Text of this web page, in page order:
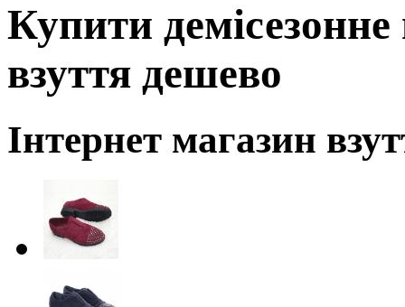
Купити демісезонне
взуття дешево
Інтернет магазин